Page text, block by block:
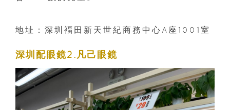
地址：深圳褔田新天世紀商務中心A座1001室
深圳配眼鏡2.凡己眼鏡